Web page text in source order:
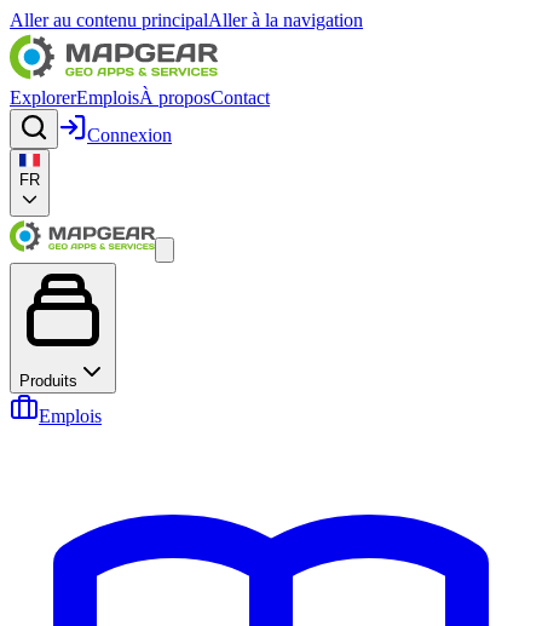
Aller au contenu principalAller à la navigation
ExplorerEmploisÀ proposContact
Connexion
FR
Produits
Emplois